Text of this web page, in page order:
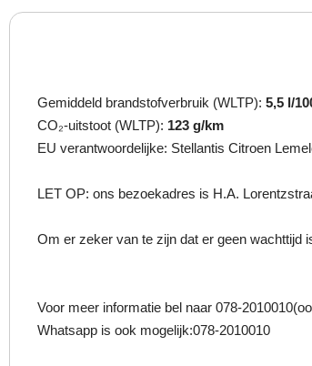
Gemiddeld brandstofverbruik (WLTP): 5,5 l/
CO₂-uitstoot (WLTP): 123 g/km
EU verantwoordelijke: Stellantis Citroen
LET OP: ons bezoekadres is H.A.
Om er zeker van te zijn dat er geen wachttijd
Voor meer informatie bel naar 078-
Whatsapp is ook mogelijk:078-2010010